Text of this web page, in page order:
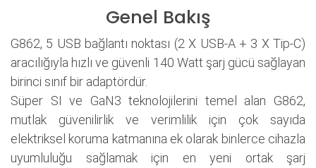
Genel Bakış
G862, 5 USB bağlantı noktası (2 X USB-A + 3 X Tip-C)
aracılığıyla hızlı ve güvenli 140 Watt şarj gücü sağlayan
birinci sınıf bir adaptördür.
Süper SI ve GaN3 teknolojilerini temel alan G862,
mutlak güvenilirlik ve verimlilik için çok sayıda
elektriksel koruma katmanına ek olarak binlerce cihazla
uyumluluğu sağlamak için en yeni ortak şarj